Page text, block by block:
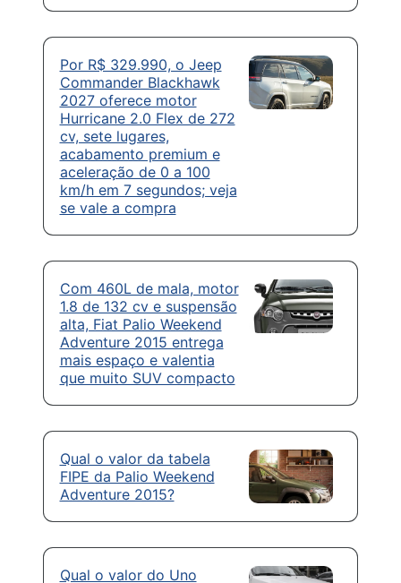
Por R$ 329.990, o Jeep
Commander Blackhawk
2027 oferece motor
Hurricane 2.0 Flex de 272
cv, sete lugares,
acabamento premium e
aceleração de 0 a 100
km/h em 7 segundos; veja
se vale a compra
Com 460L de mala, motor
1.8 de 132 cv e suspensão
alta, Fiat Palio Weekend
Adventure 2015 entrega
mais espaço e valentia
que muito SUV compacto
Qual o valor da tabela
FIPE da Palio Weekend
Adventure 2015?
Qual o valor do Uno